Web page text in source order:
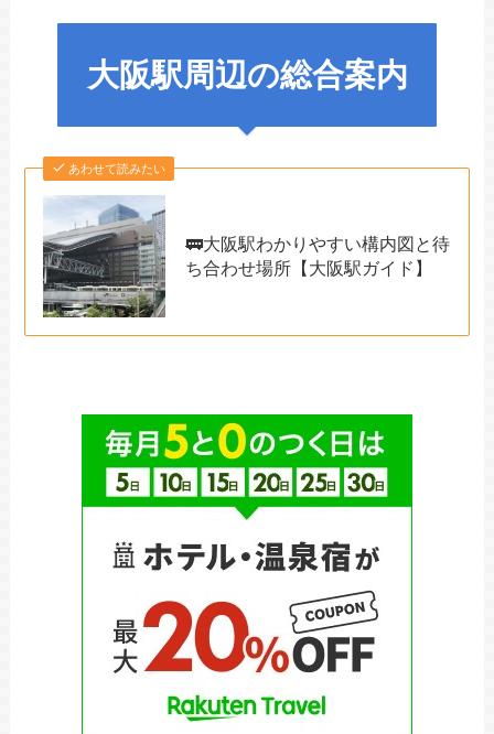
大阪駅周辺の総合案内
あわせて読みたい
🚃大阪駅わかりやすい構内図と待
ち合わせ場所【大阪駅ガイド】